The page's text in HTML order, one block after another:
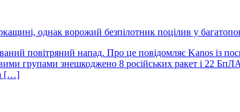
однак ворожий безпілотник поцілив у
повітряний напад. Про це повідомляє Kanos із
групами знешкоджено 8 російських ракет і 22
[…]